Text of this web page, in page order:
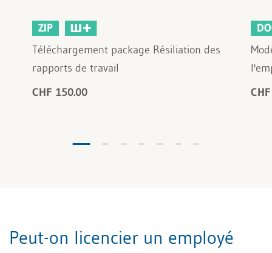
ZIP
Téléchargement package Résiliation des
rapports de travail
CHF 150.00
Peut-on licencier un employé